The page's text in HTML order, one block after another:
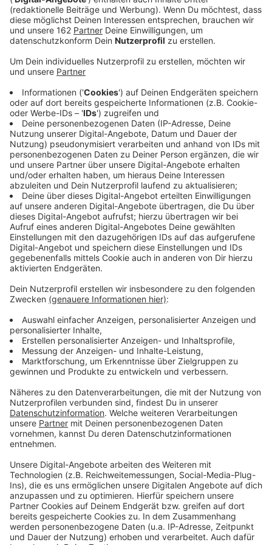
Anzeige
Die Enni-Laufserie geht in die nächste Runde. Nach
dem Moerser Schlossparklauf ist heute Sonsbeck
dran. Hier werden über tausend Sportler zum
Brunnenlauf erwartet. Die Hauptläufe gehen über fünf
oder zehn Kilometer. Sie starten um 19 Uhr. Schon
vorher gibt es außerdem verschiedene Bambini-Läufe.
Start ist an der Hochstraße, Ziel ist an der
Herrenstraße. Der Rundlauf ist flach und hat eine ganz
besondere Atmosphäre.
Anzeige
Noch spontan anmelden
Anzeige
Für die gesamte Enni-Laufserie ist die Anmeldung
schon abgeschlossen. Für den Einzellauf in Sonsbeck
kann sich jeder bis eine halbe Stunde vorher auch noch
spontan anmelden. Dann kostet es allerdings einen
Ticken mehr. Nach Moers und Sonsbeck folgen noch
weitere Läufe in Neukirchen-Vluyn und Xanten. Was
am Ende zählt, ist das Gesamtergebnis. Das
schlechteste der vier Rennen wird dabei gestrichen.
Anzeige
Anzeige